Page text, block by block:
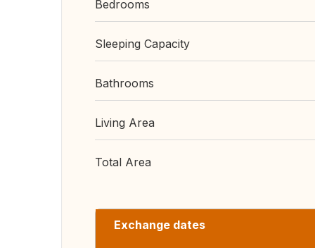
Bedrooms
Sleeping Capacity
Bathrooms
Living Area
Total Area
Exchange dates